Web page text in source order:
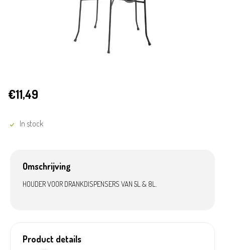
€11,49
In stock
Omschrijving
HOUDER VOOR DRANKDISPENSERS VAN 5L & 8L.
Product details